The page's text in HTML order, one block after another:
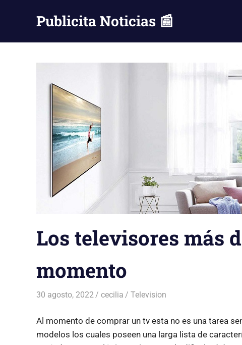
Publicita Noticias 📰
Los televisores más
momento
30 agosto, 2022 cecilia Television
Al momento de comprar un tv esta no es una tarea
modelos los cuales poseen una larga lista de